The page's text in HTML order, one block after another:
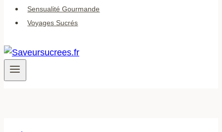
Sensualité Gourmande
Voyages Sucrés